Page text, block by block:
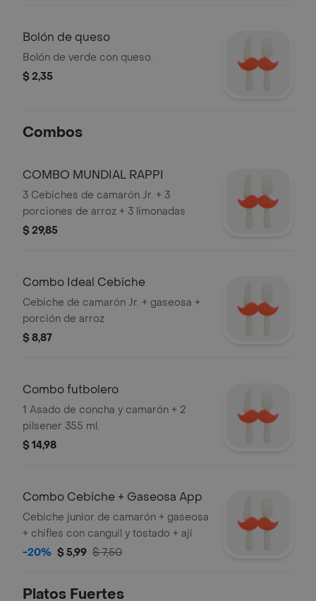
Bolón de queso
Bolón de verde con queso.
$ 2,35
Combos
COMBO MUNDIAL RAPPI
3 Cebiches de camarón Jr. + 3
porciones de arroz + 3 limonadas
$ 29,85
Combo Ideal Cebiche
Cebiche de camarón Jr. + gaseosa +
porción de arroz
$ 8,87
Combo futbolero
1 Asado de concha y camarón + 2
pilsener 355 ml.
$ 14,98
Combo Cebiche + Gaseosa App
Cebiche junior de camarón + gaseosa
+ chifles con canguil y tostado + ají
-20% $ 5,99 $ 7,50
Platos Fuertes